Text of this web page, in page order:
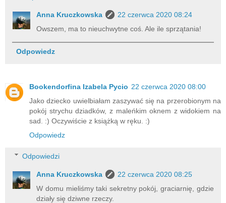
Anna Kruczkowska
22 czerwca 2020 08:24
Owszem, ma to nieuchwytne coś. Ale ile sprzątania!
Odpowiedz
Bookendorfina Izabela Pycio 22 czerwca 2020 08:00
Jako dziecko uwielbiałam zaszywać się na przerobionym na
pokój strychu dziadków, z maleńkim oknem z widokiem na
sad. :) Oczywiście z książką w ręku. :)
Odpowiedz
Odpowiedzi
Anna Kruczkowska
22 czerwca 2020 08:25
W domu mieliśmy taki sekretny pokój, graciarnię, gdzie
działy się dziwne rzeczy.